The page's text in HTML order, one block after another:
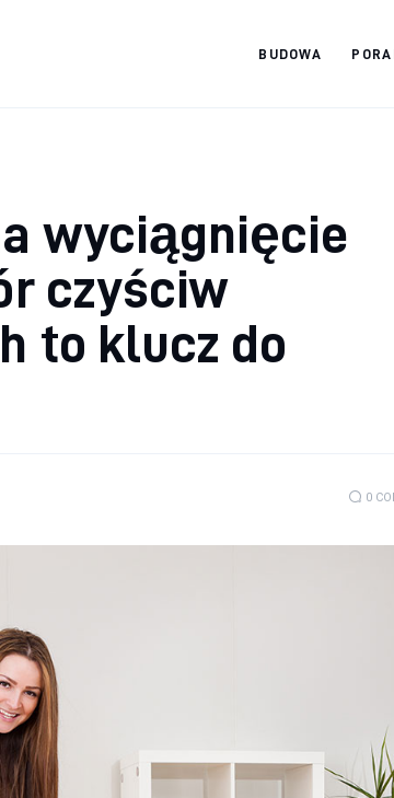
BUDOWA
wyciągnięcie
czyściw
to klucz do
0